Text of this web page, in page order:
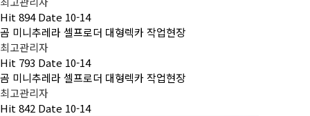
Hit 894Date 10-14
곰 미니추레라 셀프로더 대형렉카 작업현장
최고관리자
Hit 793 Date 10-14
곰 미니추레라 셀프로더 대형렉카 작업현장
최고관리자
Hit 842 Date 10-14